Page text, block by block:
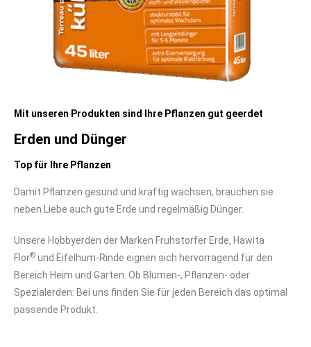
Mit unseren Produkten sind Ihre Pflanzen gut geerdet
Erden und Dünger
Top für Ihre Pflanzen
Damit Pflanzen gesund und kräftig wachsen, brauchen sie
neben Liebe auch gute Erde und regelmäßig Dünger.
Unsere Hobbyerden der Marken Fruhstorfer Erde, Hawita
Flor® und Eifelhum-Rinde eignen sich hervorragend für den
Bereich Heim und Garten. Ob Blumen-, Pflanzen- oder
Spezialerden: Bei uns finden Sie für jeden Bereich das optimal
passende Produkt.